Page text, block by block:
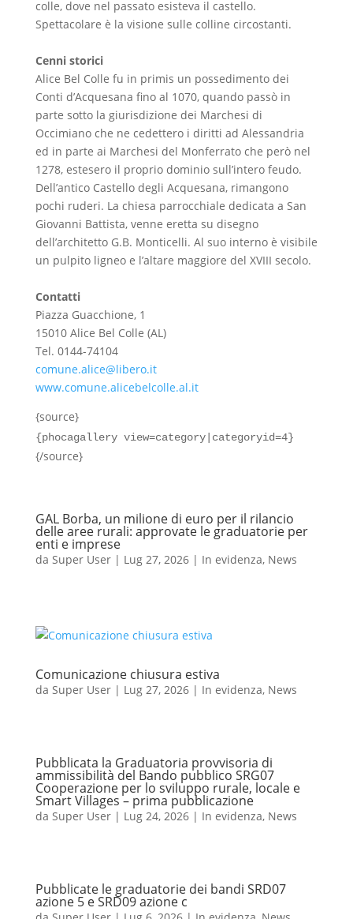
colle, dove nel passato esisteva il castello.
Spettacolare è la visione sulle colline circostanti.
Cenni storici
Alice Bel Colle fu in primis un possedimento dei
Conti d’Acquesana fino al 1070, quando passò in
parte sotto la giurisdizione dei Marchesi di
Occimiano che ne cedettero i diritti ad Alessandria
ed in parte ai Marchesi del Monferrato che però nel
1278, estesero il proprio dominio sull’intero feudo.
Dell’antico Castello degli Acquesana, rimangono
pochi ruderi. La chiesa parrocchiale dedicata a San
Giovanni Battista, venne eretta su disegno
dell’architetto G.B. Monticelli. Al suo interno è visibile
un pulpito ligneo e l’altare maggiore del XVIII secolo.
Contatti
Piazza Guacchione, 1
15010 Alice Bel Colle (AL)
Tel. 0144-74104
comune.alice@libero.it
www.comune.alicebelcolle.al.it
{source}
{phocagallery view=category|categoryid=4}
{/source}
GAL Borba, un milione di euro per il rilancio
delle aree rurali: approvate le graduatorie per
enti e imprese
da Super User| Lug 27, 2026| In evidenza, News
Comunicazione chiusura estiva
da Super User| Lug 27, 2026| In evidenza, News
Pubblicata la Graduatoria provvisoria di
ammissibilità del Bando pubblico SRG07
Cooperazione per lo sviluppo rurale, locale e
Smart Villages – prima pubblicazione
da Super User| Lug 24, 2026| In evidenza, News
Pubblicate le graduatorie dei bandi SRD07
azione 5 e SRD09 azione c